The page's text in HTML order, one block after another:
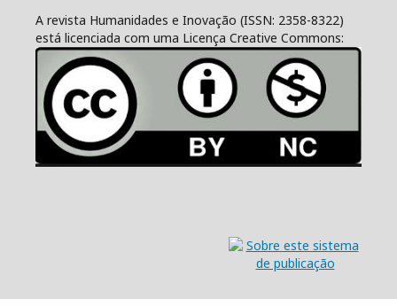
A revista Humanidades e Inovação (ISSN: 2358-8322)
está licenciada com uma Licença Creative Commons: